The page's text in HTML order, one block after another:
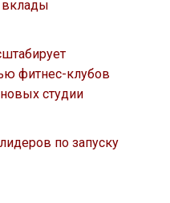
вклады
фитнес-клубов
студии
по запуску